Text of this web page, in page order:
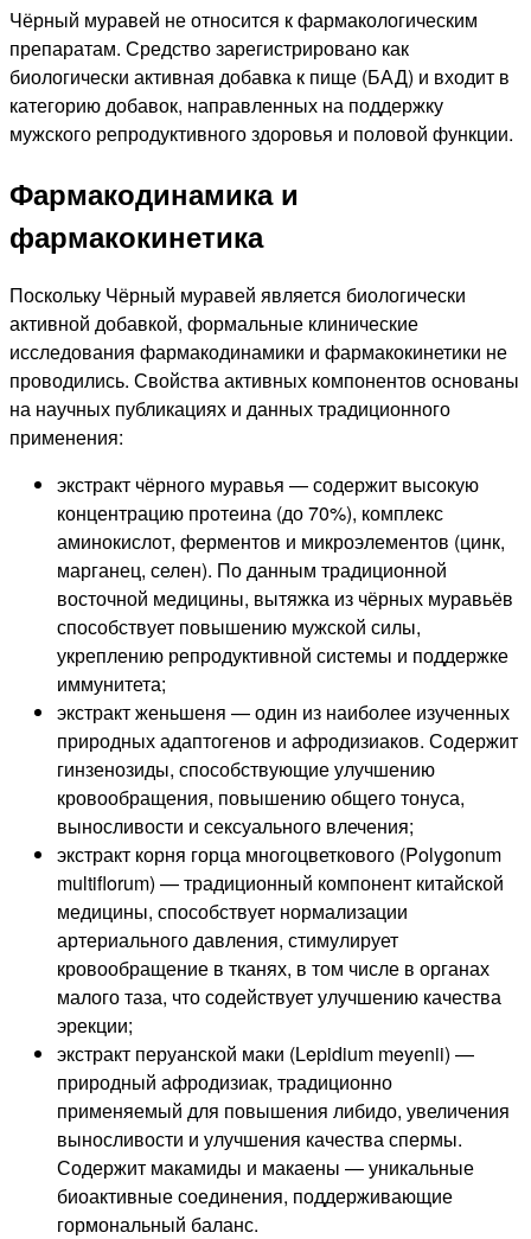
Чёрный муравей не относится к фармакологическим
препаратам. Средство зарегистрировано как
биологически активная добавка к пище (БАД) и входит в
категорию добавок, направленных на поддержку
мужского репродуктивного здоровья и половой функции.
Фармакодинамика и
фармакокинетика
Поскольку Чёрный муравей является биологически
активной добавкой, формальные клинические
исследования фармакодинамики и фармакокинетики не
проводились. Свойства активных компонентов основаны
на научных публикациях и данных традиционного
применения:
экстракт чёрного муравья — содержит высокую
концентрацию протеина (до 70%), комплекс
аминокислот, ферментов и микроэлементов (цинк,
марганец, селен). По данным традиционной
восточной медицины, вытяжка из чёрных муравьёв
способствует повышению мужской силы,
укреплению репродуктивной системы и поддержке
иммунитета;
экстракт женьшеня — один из наиболее изученных
природных адаптогенов и афродизиаков. Содержит
гинзенозиды, способствующие улучшению
кровообращения, повышению общего тонуса,
выносливости и сексуального влечения;
экстракт корня горца многоцветкового (Polygonum
multiflorum) — традиционный компонент китайской
медицины, способствует нормализации
артериального давления, стимулирует
кровообращение в тканях, в том числе в органах
малого таза, что содействует улучшению качества
эрекции;
экстракт перуанской маки (Lepidium meyenii) —
природный афродизиак, традиционно
применяемый для повышения либидо, увеличения
выносливости и улучшения качества спермы.
Содержит макамиды и макаены — уникальные
биоактивные соединения, поддерживающие
гормональный баланс.